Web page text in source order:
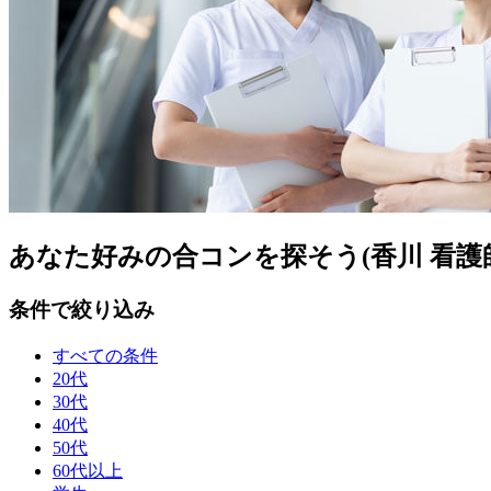
あなた好みの合コンを探そう(香川 看護
条件で絞り込み
すべての条件
20代
30代
40代
50代
60代以上